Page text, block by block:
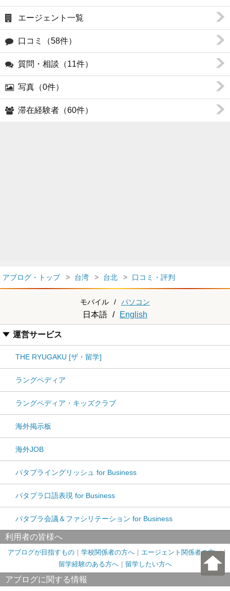
エージェント一覧
口コミ（58件）
質問・相談（11件）
写真（0件）
滞在経験者（60件）
アブログ・トップ 台湾 台北 口コミ・評判
モバイル / パソコン
日本語 / English
運営サービス
THE RYUGAKU [ザ・留学]
ラングペディア
ラングペディア・キッズクラブ
海外掲示板
海外JOB
パタプライングリッシュ for Business
パタプラ口語表現 for Business
パタプラ会議＆ファシリテーション for Business
利用者の皆様へ
アブログが目指すもの 学校関係者の方へ
エージェント関係者の方へ
留学経験のある方へ
留学したい方へ
アブログに関する情報